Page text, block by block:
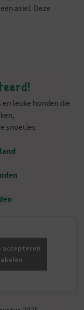
asiel. Deze
leuke honden die
snoetjes:
accepteren